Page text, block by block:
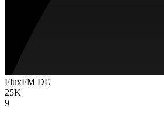
FluxFM DE
25K
9